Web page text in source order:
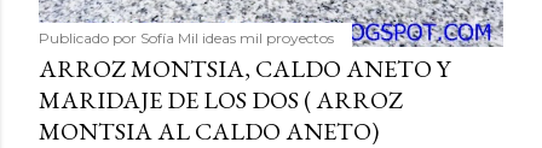
Publicado por Sofía Mil ideas mil proyectos
ARROZ MONTSIA, CALDO ANETO Y
MARIDAJE DE LOS DOS ( ARROZ
MONTSIA AL CALDO ANETO)